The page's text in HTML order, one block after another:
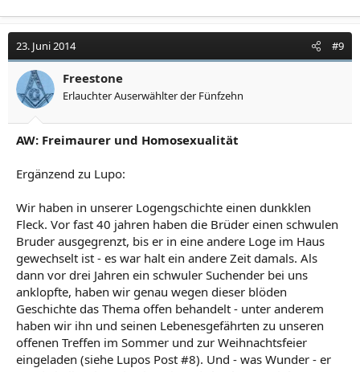
23. Juni 2014 #9
Freestone
Erlauchter Auserwählter der Fünfzehn
AW: Freimaurer und Homosexualität
Ergänzend zu Lupo:
Wir haben in unserer Logengschichte einen dunkklen
Fleck. Vor fast 40 jahren haben die Brüder einen schwulen
Bruder ausgegrenzt, bis er in eine andere Loge im Haus
gewechselt ist - es war halt ein andere Zeit damals. Als
dann vor drei Jahren ein schwuler Suchender bei uns
anklopfte, haben wir genau wegen dieser blöden
Geschichte das Thema offen behandelt - unter anderem
haben wir ihn und seinen Lebenesgefährten zu unseren
offenen Treffen im Sommer und zur Weihnachtsfeier
eingeladen (siehe Lupos Post #8). Und - was Wunder - er